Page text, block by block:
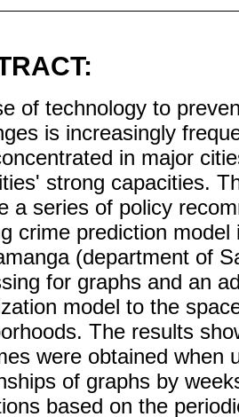
of technology to
is increasingly
in major
strong capacities.
a series of policy
crime prediction
(department of
for graphs and an
model to the
The results
were obtained when
of graphs by
based on the